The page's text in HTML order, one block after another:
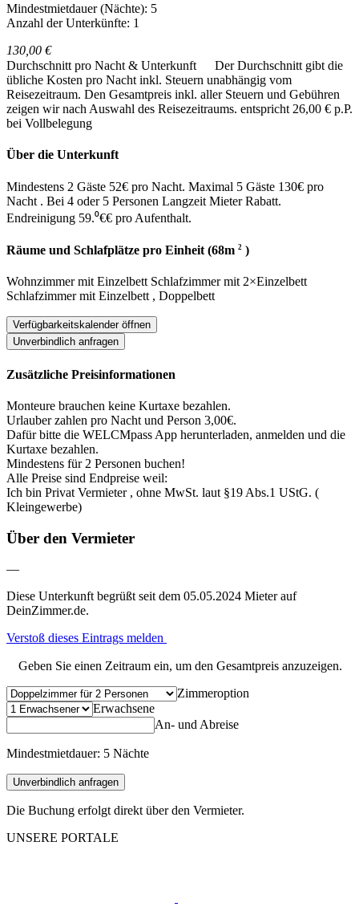
Mindestmietdauer (Nächte): 5
Anzahl der Unterkünfte: 1
130,00 €
Durchschnitt pro Nacht & Unterkunft
Der Durchschnitt gibt die
übliche Kosten pro Nacht inkl. Steuern unabhängig vom
Reisezeitraum. Den Gesamtpreis inkl. aller Steuern und Gebühren
zeigen wir nach Auswahl des Reisezeitraums. entspricht 26,00 € p.P.
bei Vollbelegung
Über die Unterkunft
Mindestens 2 Gäste 52€ pro Nacht. Maximal 5 Gäste 130€ pro
Nacht . Bei 4 oder 5 Personen Langzeit Mieter Rabatt.
Endreinigung 59.⁰€€ pro Aufenthalt.
Räume und Schlafplätze pro Einheit (68m 2 )
Wohnzimmermit Einzelbett Schlafzimmermit 2×Einzelbett
Schlafzimmermit Einzelbett , Doppelbett
Verfügbarkeitskalender öffnen
Unverbindlich anfragen
Zusätzliche Preisinformationen
Monteure brauchen keine Kurtaxe bezahlen.
Urlauber zahlen pro Nacht und Person 3,00€.
Dafür bitte die WELCMpass App herunterladen, anmelden und die
Kurtaxe bezahlen.
Mindestens für 2 Personen buchen!
Alle Preise sind Endpreise weil:
Ich bin Privat Vermieter , ohne MwSt. laut §19 Abs.1 UStG. (
Kleingewerbe)
Über den Vermieter
—
Diese Unterkunft begrüßt seit dem 05.05.2024 Mieter auf
DeinZimmer.de.
Verstoß dieses Eintrags melden
Geben Sie einen Zeitraum ein, um den Gesamtpreis anzuzeigen.
Zimmeroption
Erwachsene
An- und Abreise
Mindestmietdauer: 5 Nächte
Unverbindlich anfragen
Die Buchung erfolgt direkt über den Vermieter.
UNSERE PORTALE